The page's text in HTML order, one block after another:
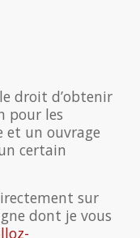
droit d’obtenir
pour les
et un ouvrage
certain
sur
dont je vous